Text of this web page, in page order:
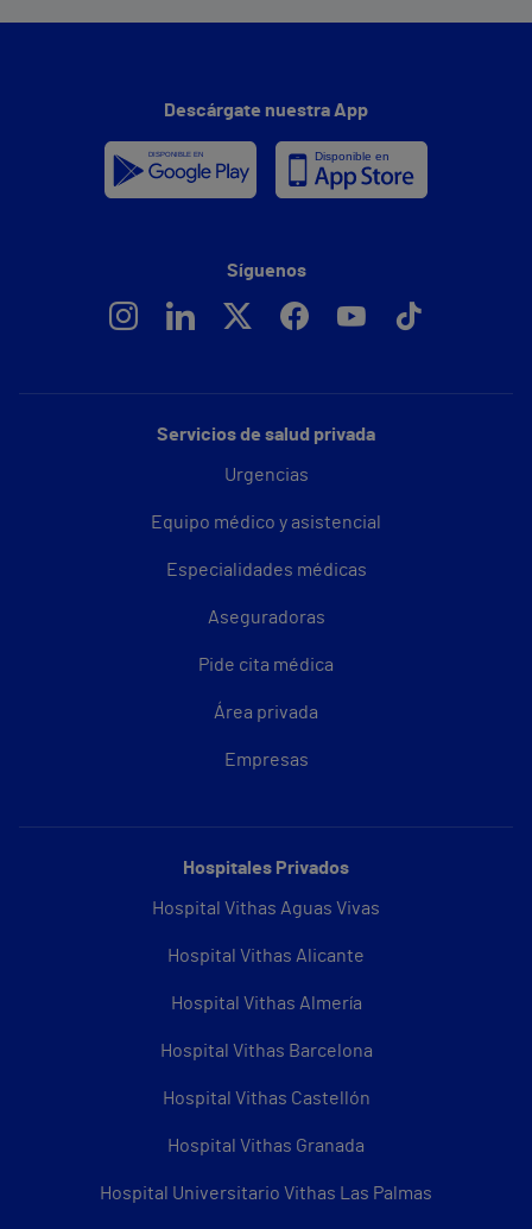
Servicios de salud privada
Urgencias
Equipo médico y asistencial
Especialidades médicas
Aseguradoras
Pide cita médica
Área privada
Empresas
Hospitales Privados
Hospital Vithas Aguas Vivas
Hospital Vithas Alicante
Hospital Vithas Almería
Hospital Vithas Barcelona
Hospital Vithas Castellón
Hospital Vithas Granada
Hospital Universitario Vithas Las Palmas
Descárgate nuestra App
Síguenos